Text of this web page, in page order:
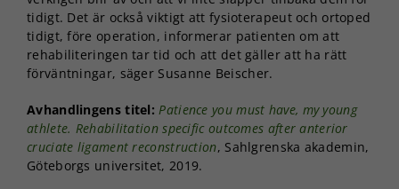
tidigt. Det är också viktigt att fysioterapeut och ortoped
tidigt, före operation, informerar patienten om att
rehabiliteringen tar tid och att det gäller att ha rätt
förväntningar, säger Susanne Beischer.
Avhandlingens titel: Patience you must have, my young
athlete. Rehabilitation specific outcomes after anterior
cruciate ligament reconstruction, Sahlgrenska akademin,
Göteborgs universitet, 2019.